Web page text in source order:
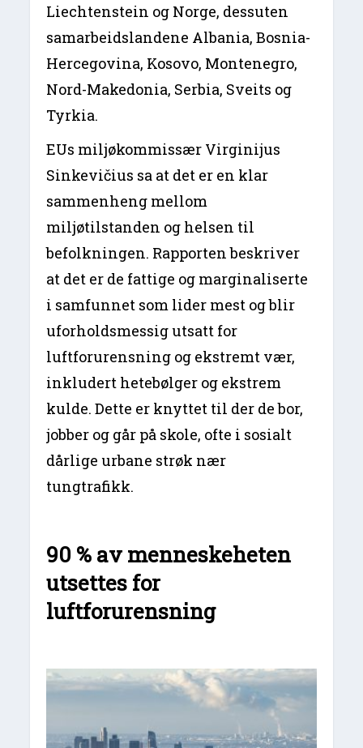
Liechtenstein og Norge, dessuten
samarbeidslandene Albania, Bosnia-
Hercegovina, Kosovo, Montenegro,
Nord-Makedonia, Serbia, Sveits og
Tyrkia.
EUs miljøkommissær Virginijus
Sinkevičius sa at det er en klar
sammenheng mellom
miljøtilstanden og helsen til
befolkningen. Rapporten beskriver
at det er de fattige og marginaliserte
i samfunnet som lider mest og blir
uforholdsmessig utsatt for
luftforurensning og ekstremt vær,
inkludert hetebølger og ekstrem
kulde. Dette er knyttet til der de bor,
jobber og går på skole, ofte i sosialt
dårlige urbane strøk nær
tungtrafikk.
90 % av menneskeheten
utsettes for
luftforurensning